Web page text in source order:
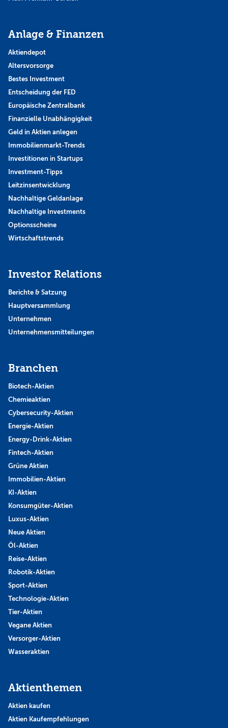
Anlage & Finanzen
Aktiendepot
Altersvorsorge
Bestes Investment
Entscheidung der FED
Europäische Zentralbank
Finanzielle Unabhängigkeit
Geld in Aktien anlegen
Immobilienmarkt-Trends
Investitionen in Startups
Investment-Tipps
Leitzinsentwicklung
Nachhaltige Geldanlage
Nachhaltige Investments
Optionsscheine
Wirtschaftstrends
Investor Relations
Berichte & Satzung
Hauptversammlung
Unternehmen
Unternehmensmitteilungen
Branchen
Biotech-Aktien
Chemieaktien
Cybersecurity-Aktien
Energie-Aktien
Energy-Drink-Aktien
Fintech-Aktien
Grüne Aktien
Immobilien-Aktien
KI-Aktien
Konsumgüter-Aktien
Luxus-Aktien
Neue Aktien
Öl-Aktien
Reise-Aktien
Robotik-Aktien
Sport-Aktien
Technologie-Aktien
Tier-Aktien
Vegane Aktien
Versorger-Aktien
Wasseraktien
Aktienthemen
Aktien kaufen
Aktien Kaufempfehlungen